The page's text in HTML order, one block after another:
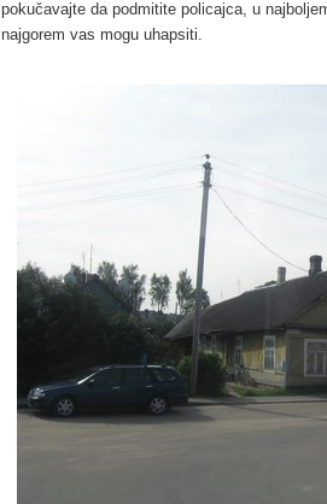
pokučavajte da podmitite policajca, u
najgorem vas mogu uhapsiti.